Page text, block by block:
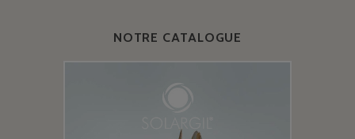
NOTRE CATALOGUE